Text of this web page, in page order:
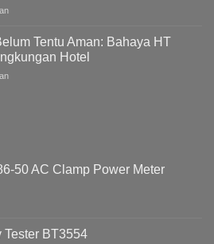
/
Meningkat
Pada
Malam
Hari
&
Hioki
pada
Mengukur
Grounding
Tanpa
Menggali
Tentu Aman: Bahaya HT
Hotel
pada
HT
Hotel
50 AC Clamp Power Meter
Tester BT3554